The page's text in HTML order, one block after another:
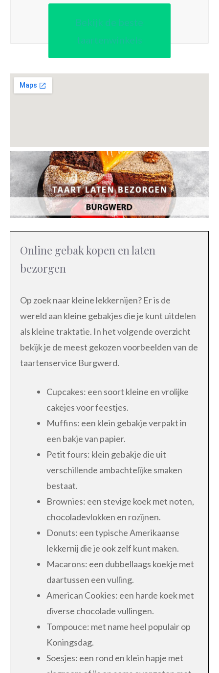
Bekijk de beste
taartenwinkels
Online gebak kopen en laten
bezorgen
Op zoek naar kleine lekkernijen? Er is de
wereld aan kleine gebakjes die je kunt uitdelen
als kleine traktatie. In het volgende overzicht
bekijk je de meest gekozen voorbeelden van de
taartenservice Burgwerd.
Cupcakes: een soort kleine en vrolijke
cakejes voor feestjes.
Muffins: een klein gebakje verpakt in
een bakje van papier.
Petit fours: klein gebakje die uit
verschillende ambachtelijke smaken
bestaat.
Brownies: een stevige koek met noten,
chocoladevlokken en rozijnen.
Donuts: een typische Amerikaanse
lekkernij die je ook zelf kunt maken.
Macarons: een dubbellaags koekje met
daartussen een vulling.
American Cookies: een harde koek met
diverse chocolade vullingen.
Tompouce: met name heel populair op
Koningsdag.
Soesjes: een rond en klein hapje met